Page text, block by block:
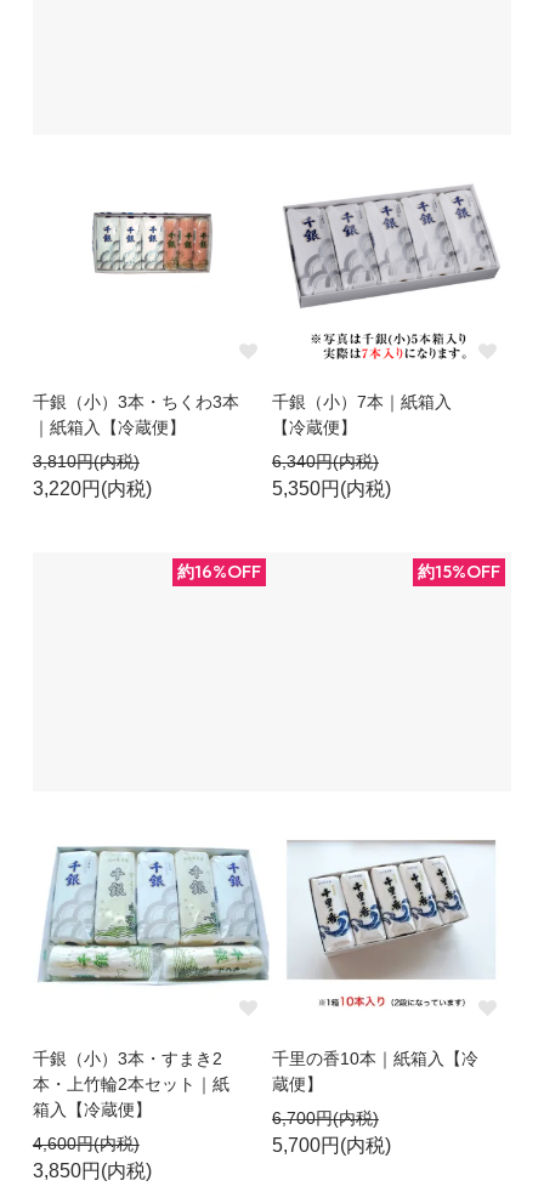
千銀（小）3本・ちくわ3本
｜紙箱入【冷蔵便】
3,810円(内税)
3,220円(内税)
千銀（小）7本｜紙箱入
【冷蔵便】
6,340円(内税)
5,350円(内税)
約16%OFF
千銀（小）3本・すまき2
本・上竹輪2本セット｜紙
箱入【冷蔵便】
4,600円(内税)
3,850円(内税)
約15%OFF
千里の香10本｜紙箱入【冷
蔵便】
6,700円(内税)
5,700円(内税)